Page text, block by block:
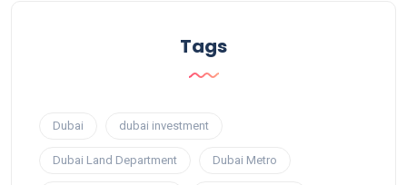
Tags
Dubai dubai investment
Dubai Land Department Dubai Metro